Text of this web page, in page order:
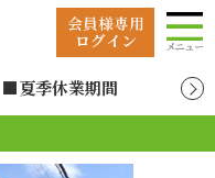
■夏季休業期間
2026年8月12日（水）
（水）